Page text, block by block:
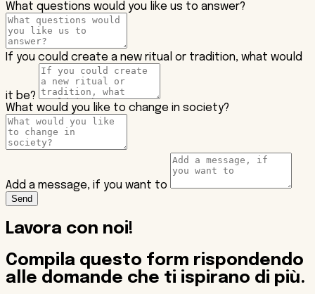
What questions would you like us to answer?
If you could create a new ritual or tradition, what would
it be?
What would you like to change in society?
Add a message, if you want to
Send
Lavora con noi!
Compila questo form rispondendo
alle domande che ti ispirano di più.